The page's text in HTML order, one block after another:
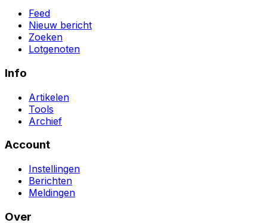
Feed
Nieuw bericht
Zoeken
Lotgenoten
Info
Artikelen
Tools
Archief
Account
Instellingen
Berichten
Meldingen
Over